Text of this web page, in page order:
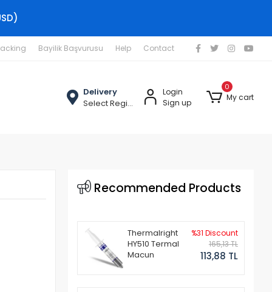
Bayilik Başvurusu Help Contact
Delivery
Select Region
Login
Sign up
0
My cart
Recommended Products
Thermalright
HY510 Termal
Macun
%31 Discount
165,13 TL
113,88 TL